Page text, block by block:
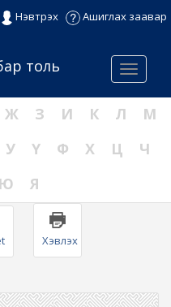
Нэвтрэх Ашиглах заавар
Menu
толь
Ж З И К Л
М
У Ү Ф Х Ц
Ч
Ю Я
Хэвлэх